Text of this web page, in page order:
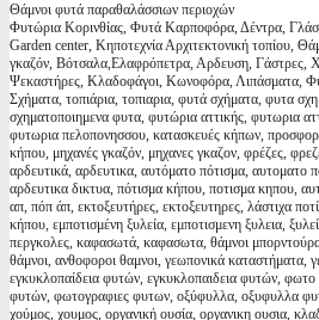
Θάμνοι φυτά παραθαλάσσιων περιοχών
Φυτώρια Κορινθίας, Φυτά Καρποφόρα, Δέντρα,
Garden center, Κηποτεχνία Αρχιτεκτονική τοπίου,
γκαζόν, Βότσαλα,Ελαφρόπετρα, Αρδευση, Γάστρες,
Ψεκαστήρες, Κλαδοφάγοι, Κωνοφόρα, Λιπάσματα,
Σχήματα, τοπιάρια, τοπιαρια, φυτά σχήματα, φυτα
σχηματοποιημενα φυτα, φυτώρια αττικής, φυτωρια
φυτωρια πελοπονησσου, κατασκευές κήπων,
κήπου, μηχανές γκαζόν, μηχανες γκαζον, φρέζες,
αρδευτικά, αρδευτικα, αυτόματο πότισμα, αυτοματο
αρδευτικα δικτυα, πότισμα κήπου, ποτισμα κηπου,
απ, πόπ άπ, εκτοξευτήρες, εκτοξευτηρες, λάστιχα
κήπου, εμποτισμένη ξυλεία, εμποτισμενη ξυλεια,
περγκολες, καφασωτά, καφασωτα, θάμνοι
θάμνοι, ανθοφοροι θαμνοι, γεωπονικά καταστήματα,
εγκυκλοπαίδεια φυτών, εγκυκλοπαιδεια φυτών,
φυτών, φωτογραφιες φυτων, οξύφυλλα, οξυφυλλα
χούμος, χουμος, οργανική ουσία, οργανικη ουσια,